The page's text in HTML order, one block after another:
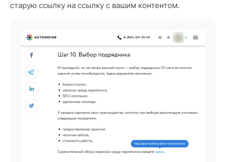
старую ссылку на ссылку с вашим контентом.